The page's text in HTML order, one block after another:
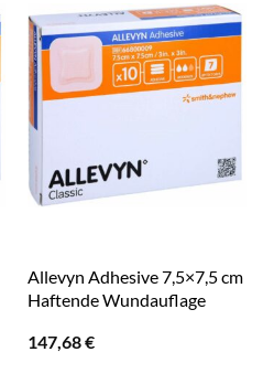
Allevyn Adhesive 7,5×7,5 cm
Haftende Wundauflage
147,68€